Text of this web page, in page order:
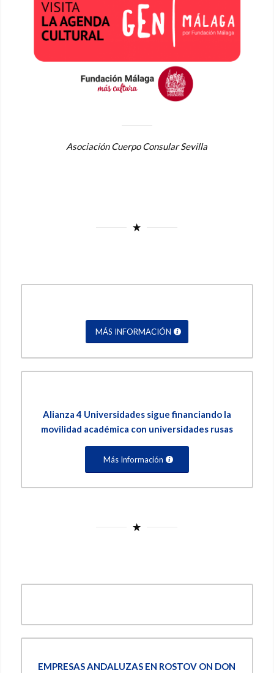
Asociación Cuerpo Consular Sevilla
MÁS INFORMACIÓN
Alianza 4 Universidades sigue financiando la
movilidad académica con universidades rusas
Más Información
EMPRESAS ANDALUZAS EN ROSTOV ON DON